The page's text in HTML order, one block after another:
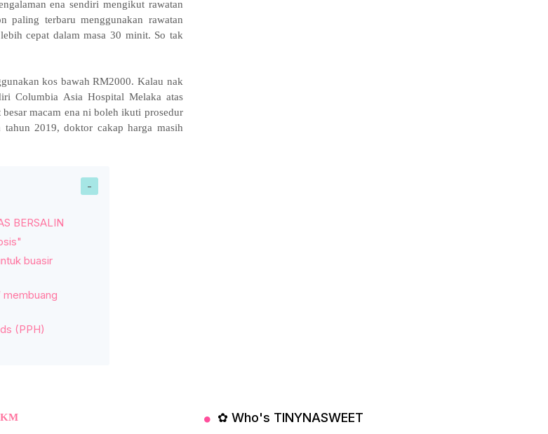
ena sendiri mengikut rawatan
paling terbaru menggunakan rawatan
lebih cepat dalam masa 30 minit. So tak
kos bawah RM2000. Kalau nak
Columbia Asia Hospital Melaka atas
macam ena ni boleh ikuti prosedur
tahun 2019, doktor cakap harga masih
BERSALIN
buasir
membuang
(PPH)
✿ Who's TINYNASWEET